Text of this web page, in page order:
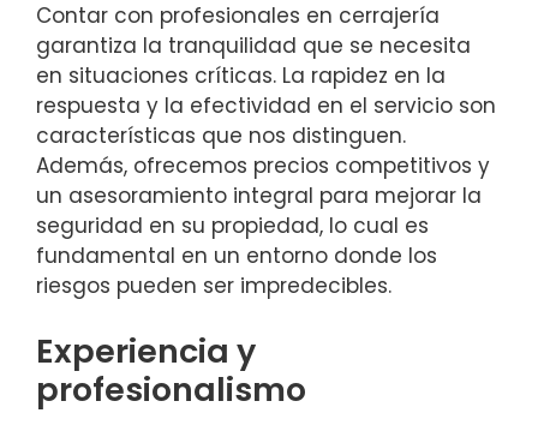
Contar con profesionales en cerrajería
garantiza la tranquilidad que se necesita
en situaciones críticas. La rapidez en la
respuesta y la efectividad en el servicio son
características que nos distinguen.
Además, ofrecemos precios competitivos y
un asesoramiento integral para mejorar la
seguridad en su propiedad, lo cual es
fundamental en un entorno donde los
riesgos pueden ser impredecibles.
Experiencia y
profesionalismo